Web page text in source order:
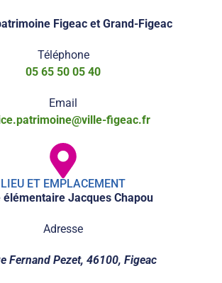
Figeac et Grand-Figeac
Téléphone
05 65 50 05 40
Email
figeac.fr
LIEU ET EMPLACEMENT
élémentaire Jacques Chapou
Adresse
Fernand Pezet, 46100, Figeac